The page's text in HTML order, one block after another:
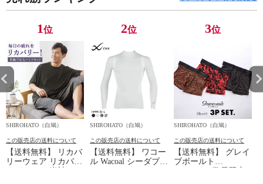
1位
SHIROHATO（白鳩）
この販売店の送料について
【送料無料】 リカバ
リーウェア リカバリ
ーパジャマ 半袖 メ
2位
SHIROHATO（白鳩）
この販売店の送料について
【送料無料】 ワコー
ル Wacoal シーダブリ
3位
SHIROHATO（白鳩）
この販売店の送料について
【送料無料】 グレイ
ブボールト
Gravevault 数量限定